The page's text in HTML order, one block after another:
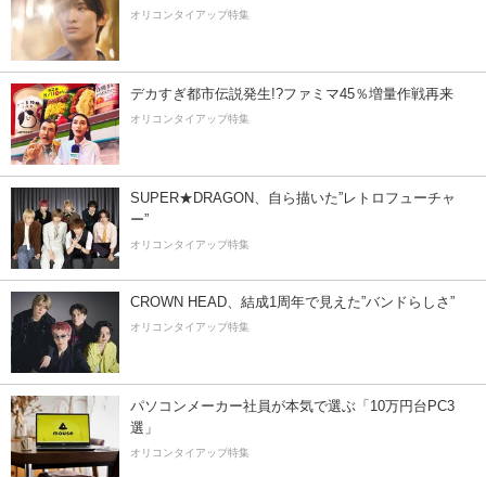
オリコンタイアップ特集
デカすぎ都市伝説発生!?ファミマ45％増量作戦再来
オリコンタイアップ特集
SUPER★DRAGON、自ら描いた”レトロフューチャ
ー”
オリコンタイアップ特集
CROWN HEAD、結成1周年で見えた”バンドらしさ”
オリコンタイアップ特集
パソコンメーカー社員が本気で選ぶ「10万円台PC3
選」
オリコンタイアップ特集